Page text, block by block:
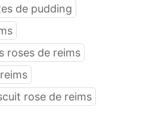
de pudding
roses de reims
rose de reims